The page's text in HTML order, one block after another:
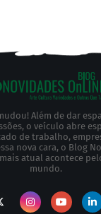
Além de dar
o veículo abre
de trabalho,
nova cara, o Blog
atual acontece
mundo.